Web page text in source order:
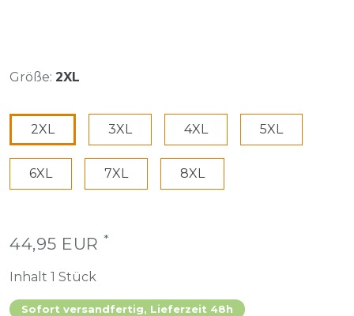
Größe: 2XL
2XL 3XL 4XL 5XL
6XL 7XL 8XL
44,95 EUR *
Inhalt 1 Stück
Sofort versandfertig, Lieferzeit 48h